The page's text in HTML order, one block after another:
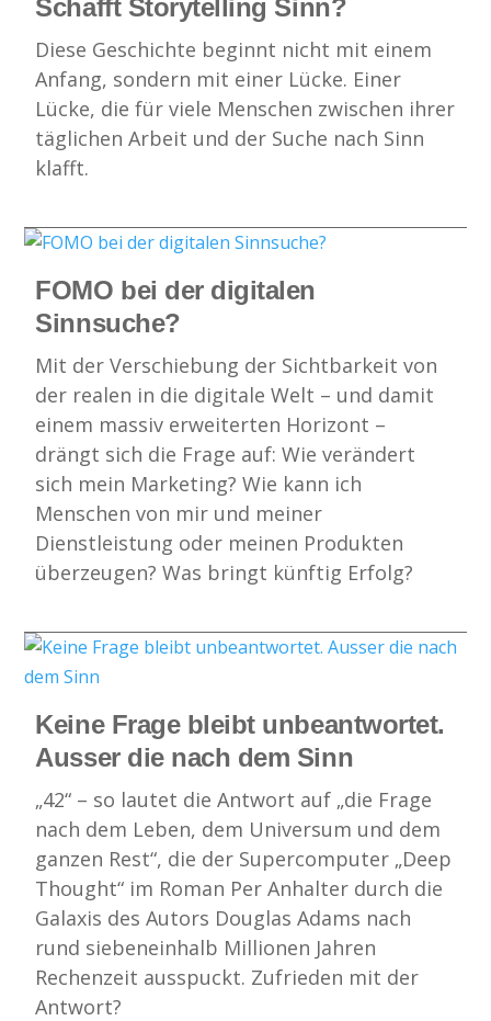
Schafft Storytelling Sinn?
Diese Geschichte beginnt nicht mit einem
Anfang, sondern mit einer Lücke. Einer
Lücke, die für viele Menschen zwischen ihrer
täglichen Arbeit und der Suche nach Sinn
klafft.
FOMO bei der digitalen
Sinnsuche?
Mit der Verschiebung der Sichtbarkeit von
der realen in die digitale Welt – und damit
einem massiv erweiterten Horizont –
drängt sich die Frage auf: Wie verändert
sich mein Marketing? Wie kann ich
Menschen von mir und meiner
Dienstleistung oder meinen Produkten
überzeugen? Was bringt künftig Erfolg?
Keine Frage bleibt unbeantwortet.
Ausser die nach dem Sinn
„42“ – so lautet die Antwort auf „die Frage
nach dem Leben, dem Universum und dem
ganzen Rest“, die der Supercomputer „Deep
Thought“ im Roman Per Anhalter durch die
Galaxis des Autors Douglas Adams nach
rund siebeneinhalb Millionen Jahren
Rechenzeit ausspuckt. Zufrieden mit der
Antwort?